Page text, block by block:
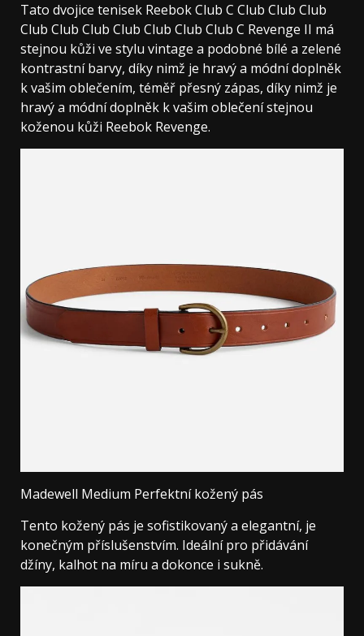
Tato dvojice tenisek Reebok Club C Club Club Club
Club Club Club Club Club Club Club C Revenge II má
stejnou kůži ve stylu vintage a podobné bílé a zelené
kontrastní barvy, díky nimž je hravý a módní doplněk
k vašim oblečením, téměř přesný zápas, díky nimž je
hravý a módní doplněk k vašim oblečení stejnou
koženou kůži Reebok Revenge.
Madewell Medium Perfektní kožený pás
Tento kožený pás je sofistikovaný a elegantní, je
konečným příslušenstvím. Ideální pro přidávání
džíny, kalhot na míru a dokonce i sukně.